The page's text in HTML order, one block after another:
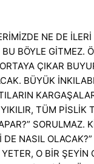
NE DE
BÖYLE GİTMEZ.
ÇIKAR
BÜYÜK
TÜM PİSLİK
SORULMAZ.
NASIL
O BİR